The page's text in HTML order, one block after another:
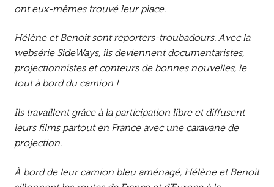
ont eux-mêmes trouvé leur place.
Hélène et Benoit sont reporters-troubadours. Avec la
websérie SideWays, ils deviennent documentaristes,
projectionnistes et conteurs de bonnes nouvelles, le
tout à bord du camion !
Ils travaillent grâce à la participation libre et diffusent
leurs films partout en France avec une caravane de
projection.
À bord de leur camion bleu aménagé, Hélène et Benoit